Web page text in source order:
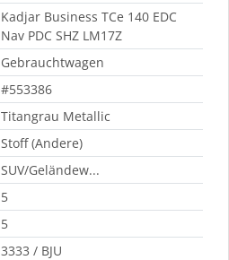
Kadjar Business TCe 140 EDC
Nav PDC SHZ LM17Z
Gebrauchtwagen
#553386
Titangrau Metallic
Stoff (Andere)
SUV/Geländew...
5
5
3333 / BJU